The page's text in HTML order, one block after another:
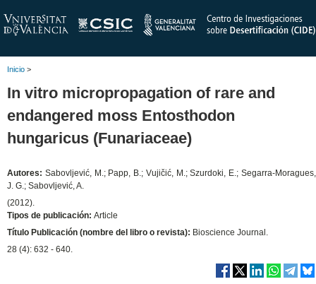
Inicio >
In vitro micropropagation of rare and
endangered moss Entosthodon
hungaricus (Funariaceae)
Autores: Sabovljević, M.; Papp, B.; Vujičić, M.; Szurdoki, E.; Segarra-Moragues,
J. G.; Sabovljević, A.
(2012).
Tipos de publicación: Article
Título Publicación (nombre del libro o revista): Bioscience Journal.
28 (4): 632 - 640.